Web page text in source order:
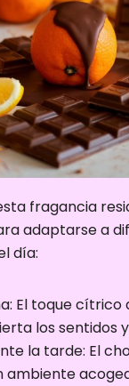
fragancia
adaptarse a
día:
El toque cítrico
los sentidos
la tarde: El
ambiente
del